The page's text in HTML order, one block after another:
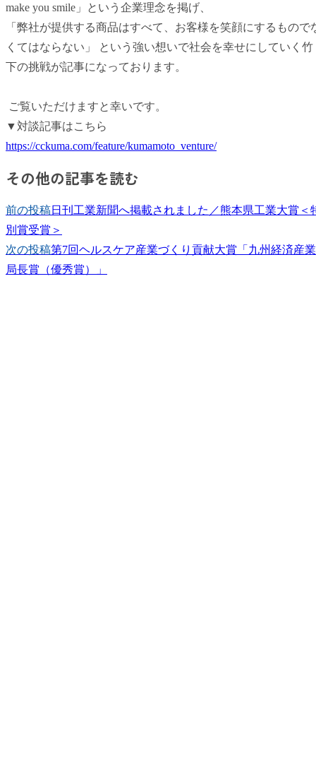
make you smile」という企業理念を掲げ、
「弊社が提供する商品はすべて、お客様を笑顔にするもので
くてはならない」 という強い想いで社会を幸せにしていく竹
下の挑戦が記事になっております。
ご覧いただけますと幸いです。
▼対談記事はこちら
https://cckuma.com/feature/kumamoto_venture/
その他の記事を読む
前の投稿日刊工業新聞へ掲載されました／熊本県工業大賞＜
別賞受賞＞
次の投稿第7回ヘルスケア産業づくり貢献大賞「九州経済産業
局長賞（優秀賞）」